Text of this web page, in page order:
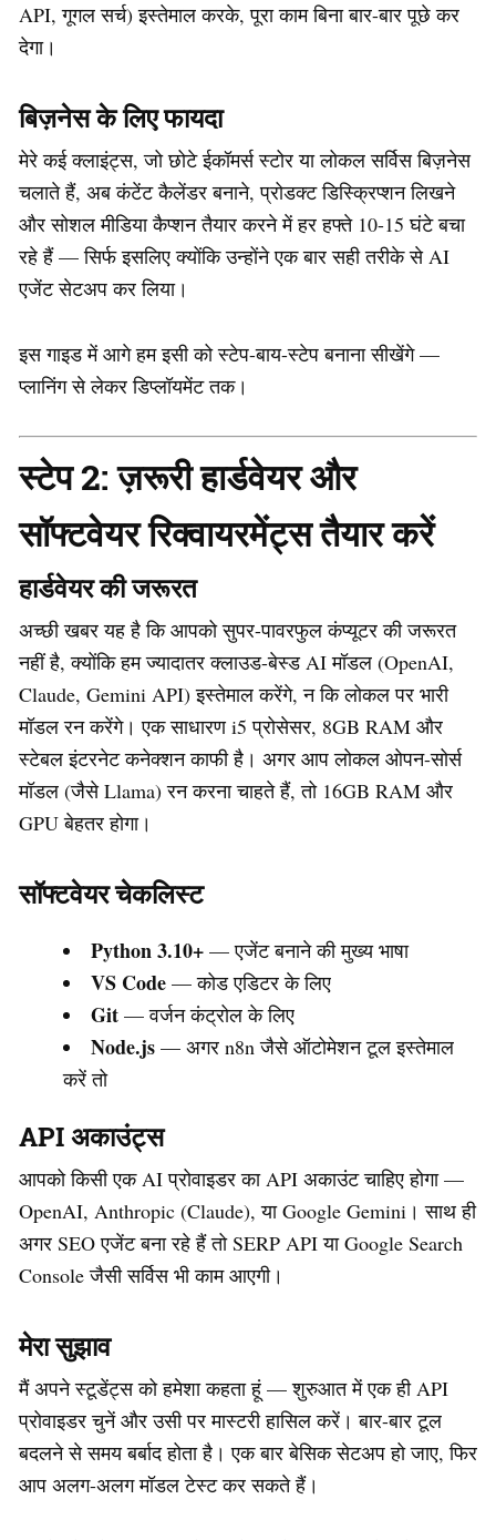
API, गूगल सर्च) इस्तेमाल करके, पूरा काम बिना बार-बार पूछे कर
देगा।
बिज़नेस के लिए फायदा
मेरे कई क्लाइंट्स, जो छोटे ईकॉमर्स स्टोर या लोकल सर्विस बिज़नेस
चलाते हैं, अब कंटेंट कैलेंडर बनाने, प्रोडक्ट डिस्क्रिप्शन लिखने
और सोशल मीडिया कैप्शन तैयार करने में हर हफ्ते 10-15 घंटे बचा
रहे हैं — सिर्फ इसलिए क्योंकि उन्होंने एक बार सही तरीके से AI
एजेंट सेटअप कर लिया।
इस गाइड में आगे हम इसी को स्टेप-बाय-स्टेप बनाना सीखेंगे —
प्लानिंग से लेकर डिप्लॉयमेंट तक।
स्टेप 2: ज़रूरी हार्डवेयर और
सॉफ्टवेयर रिक्वायरमेंट्स तैयार करें
हार्डवेयर की जरूरत
अच्छी खबर यह है कि आपको सुपर-पावरफुल कंप्यूटर की जरूरत
नहीं है, क्योंकि हम ज्यादातर क्लाउड-बेस्ड AI मॉडल (OpenAI,
Claude, Gemini API) इस्तेमाल करेंगे, न कि लोकल पर भारी
मॉडल रन करेंगे। एक साधारण i5 प्रोसेसर, 8GB RAM और
स्टेबल इंटरनेट कनेक्शन काफी है। अगर आप लोकल ओपन-सोर्स
मॉडल (जैसे Llama) रन करना चाहते हैं, तो 16GB RAM और
GPU बेहतर होगा।
सॉफ्टवेयर चेकलिस्ट
Python 3.10+ — एजेंट बनाने की मुख्य भाषा
VS Code — कोड एडिटर के लिए
Git — वर्जन कंट्रोल के लिए
Node.js — अगर n8n जैसे ऑटोमेशन टूल इस्तेमाल
करें तो
API अकाउंट्स
आपको किसी एक AI प्रोवाइडर का API अकाउंट चाहिए होगा —
OpenAI, Anthropic (Claude), या Google Gemini। साथ ही
अगर SEO एजेंट बना रहे हैं तो SERP API या Google Search
Console जैसी सर्विस भी काम आएगी।
मेरा सुझाव
मैं अपने स्टूडेंट्स को हमेशा कहता हूं — शुरुआत में एक ही API
प्रोवाइडर चुनें और उसी पर मास्टरी हासिल करें। बार-बार टूल
बदलने से समय बर्बाद होता है। एक बार बेसिक सेटअप हो जाए, फिर
आप अलग-अलग मॉडल टेस्ट कर सकते हैं।